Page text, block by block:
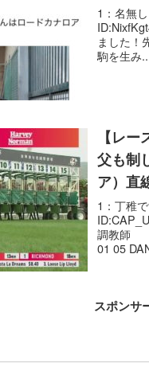
1：名無
ました！
駒を生み
【レ
父も制
ア）直
1：丁稚
調教
01 05
スポンサ